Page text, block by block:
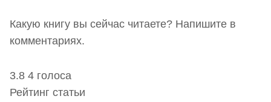
Какую книгу вы сейчас читаете? Напишите в
комментариях.
3.8 4 голоса
Рейтинг статьи